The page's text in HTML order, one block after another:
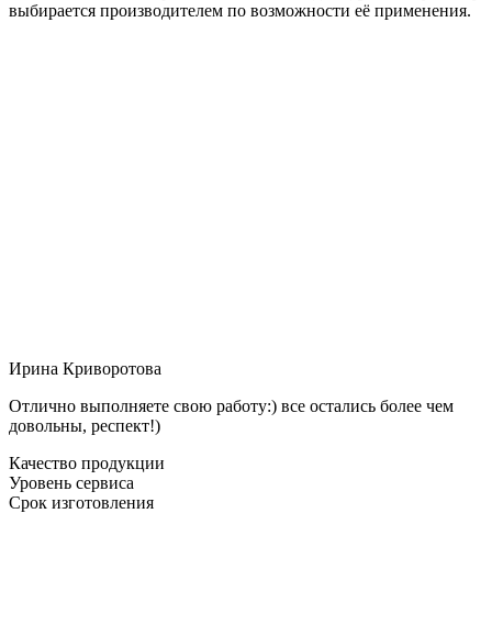
выбирается производителем по возможности её применения.
Ирина Криворотова
Отлично выполняете свою работу:) все остались более чем
довольны, респект!)
Качество продукции
Уровень сервиса
Срок изготовления